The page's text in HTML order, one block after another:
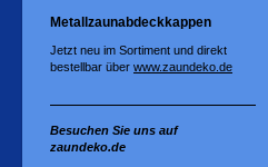
Metallzaunabdeckkappen
Jetzt neu im Sortiment und direkt
bestellbar über www.zaundeko.de
Besuchen Sie uns auf
zaundeko.de